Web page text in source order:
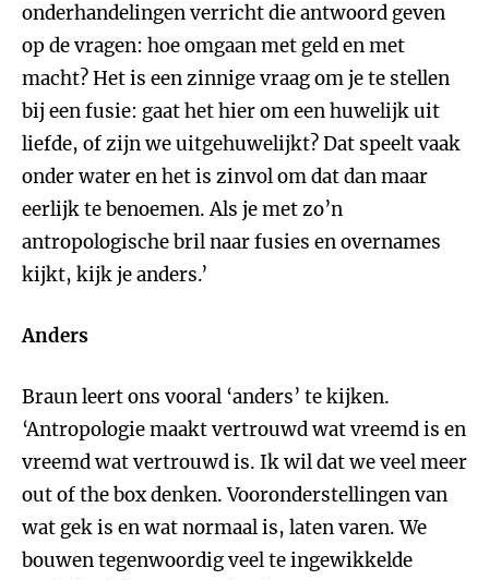
onderhandelingen verricht die antwoord geven
op de vragen: hoe omgaan met geld en met
macht? Het is een zinnige vraag om je te stellen
bij een fusie: gaat het hier om een huwelijk uit
liefde, of zijn we uitgehuwelijkt? Dat speelt vaak
onder water en het is zinvol om dat dan maar
eerlijk te benoemen. Als je met zo’n
antropologische bril naar fusies en overnames
kijkt, kijk je anders.’
Anders
Braun leert ons vooral ‘anders’ te kijken.
‘Antropologie maakt vertrouwd wat vreemd is en
vreemd wat vertrouwd is. Ik wil dat we veel meer
out of the box denken. Vooronderstellingen van
wat gek is en wat normaal is, laten varen. We
bouwen tegenwoordig veel te ingewikkelde